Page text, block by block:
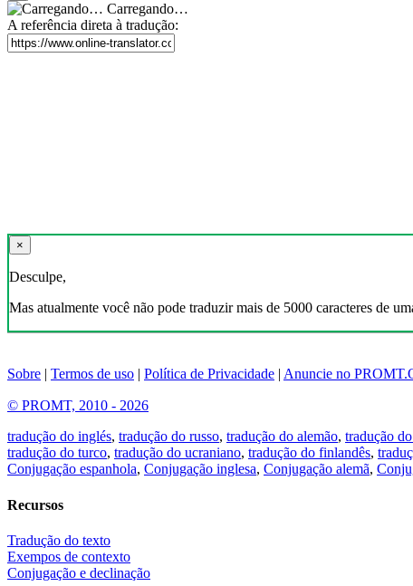
Carregando…
A referência direta à tradução:
×
Desculpe,
Mas atualmente você não pode traduzir mais de 5000 caracteres de
Sobre | Termos de uso | Política de Privacidade | Anuncie no
© PROMT, 2010 - 2026
tradução do inglés, tradução do russo, tradução do alemão, tradução
tradução do turco, tradução do ucraniano, tradução do finlandês,
Conjugação espanhola, Conjugação inglesa, Conjugação alemã,
Recursos
Tradução do texto
Exempos de contexto
Conjugação e declinação